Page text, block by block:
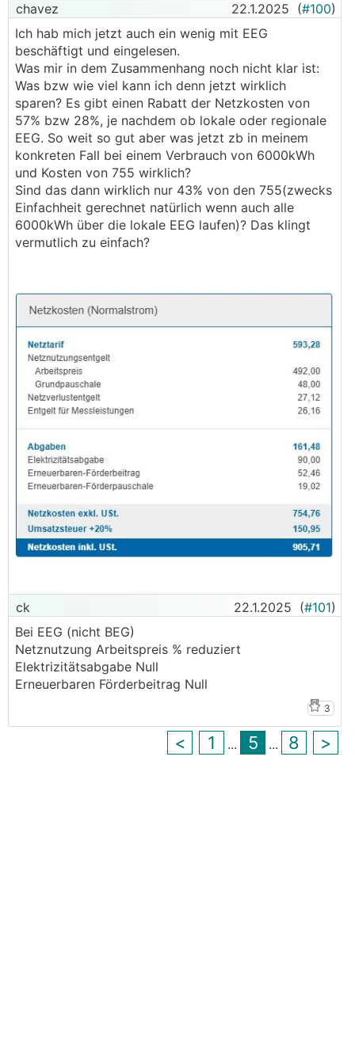
chavez 22.1.2025 (#100)
Ich hab mich jetzt auch ein wenig mit EEG
beschäftigt und eingelesen.
Was mir in dem Zusammenhang noch nicht klar ist:
Was bzw wie viel kann ich denn jetzt wirklich
sparen? Es gibt einen Rabatt der Netzkosten von
57% bzw 28%, je nachdem ob lokale oder regionale
EEG. So weit so gut aber was jetzt zb in meinem
konkreten Fall bei einem Verbrauch von 6000kWh
und Kosten von 755 wirklich?
Sind das dann wirklich nur 43% von den 755(zwecks
Einfachheit gerechnet natürlich wenn auch alle
6000kWh über die lokale EEG laufen)? Das klingt
vermutlich zu einfach?
ck 22.1.2025 (#101)
Bei EEG (nicht BEG)
Netznutzung Arbeitspreis % reduziert
Elektrizitätsabgabe Null
Erneuerbaren Förderbeitrag Null
3
< 1 ... 5 ... 8 >